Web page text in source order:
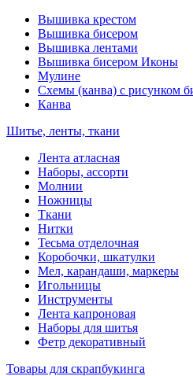
Вышивка крестом
Вышивка бисером
Вышивка лентами
Вышивка бисером Иконы
Мулине
Схемы (канва) с рисунком
Канва
Шитье, ленты, ткани
Лента атласная
Наборы, ассорти
Молнии
Ножницы
Ткани
Нитки
Тесьма отделочная
Коробочки, шкатулки
Мел, карандаши, маркеры
Игольницы
Инструменты
Лента капроновая
Наборы для шитья
Фетр декоративный
Товары для скрапбукинга